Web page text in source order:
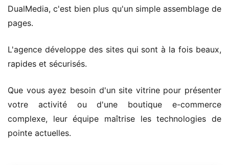
DualMedia, c'est bien plus qu'un simple assemblage de
pages.
L'agence développe des sites qui sont à la fois beaux,
rapides et sécurisés.
Que vous ayez besoin d'un site vitrine pour présenter
votre activité ou d'une boutique e-commerce
complexe, leur équipe maîtrise les technologies de
pointe actuelles.